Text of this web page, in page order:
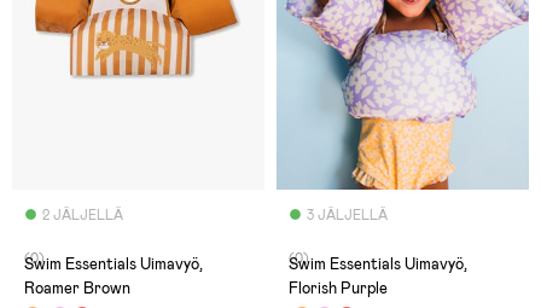
2 JÄLJELLÄ
(0)
Swim Essentials Uimavyö,
Roamer Brown
3 JÄLJELLÄ
(0)
Swim Essentials Uimavyö,
Florish Purple